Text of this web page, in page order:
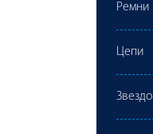
Ремни
Цепи